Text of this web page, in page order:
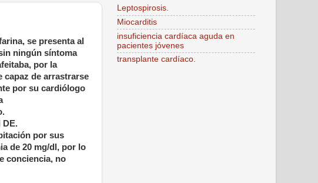
se presenta al
ningún síntoma
por la
capaz de arrastrarse
por su cardiólogo
DE.
por sus
de 20 mg/dl, por lo
conciencia, no
Leptospirosis.
Miocarditis
insuficiencia cardíaca aguda en
pacientes jóvenes
transplante cardíaco.